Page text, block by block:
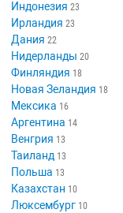
Индонезия 23
Ирландия 23
Дания 22
Нидерланды 20
Финляндия 18
Новая Зеландия 18
Мексика 16
Аргентина 14
Венгрия 13
Таиланд 13
Польша 13
Казахстан 10
Люксембург 10